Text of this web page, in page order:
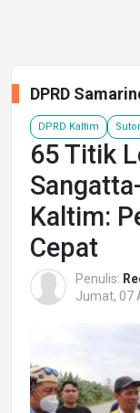
DPRD
DPRD Kaltim
65 Titik
Kaltim:
Cepat
Penulis:
Jumat, 07